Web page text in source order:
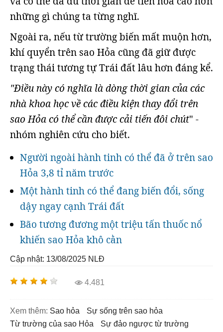
những gì chúng ta từng nghĩ.
Ngoài ra, nếu từ trường biến mất muộn hơn,
khí quyển trên sao Hỏa cũng đã giữ được
trạng thái tương tự Trái đất lâu hơn đáng kể.
"Điều này có nghĩa là dòng thời gian của các
nhà khoa học về các điều kiện thay đổi trên
sao Hỏa có thể cần được cải tiến đôi chút" -
nhóm nghiên cứu cho biết.
Người ngoài hành tinh có thể đã ở trên sao
Hỏa 3,8 tỉ năm trước
Một hành tinh có thể đang biến đổi, sống
dậy ngay cạnh Trái đất
Bão tương đương một triệu tấn thuốc nổ
khiến sao Hỏa khô cằn
Cập nhật: 13/08/2025 NLĐ
4.481
Xem thêm: sao hỏa
sự sống trên sao hỏa
từ trường của sao Hỏa
sự đảo ngược từ trường